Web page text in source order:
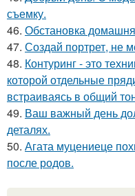
съемку.
46. Обстановка
47. Создай портрет, не
48. Контуринг - это
которой отдельные
встраиваясь в общий
49. Ваш важный день
деталях.
50. Агата муцениеце
после родов.